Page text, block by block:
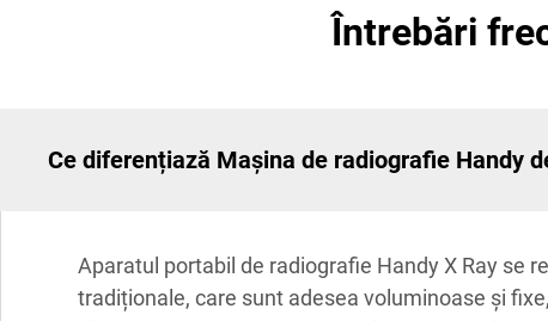
Întrebări
Ce diferențiază Mașina de radiografie Handy
Aparatul portabil de radiografie Handy X Ray se
tradiționale, care sunt adesea voluminoase și